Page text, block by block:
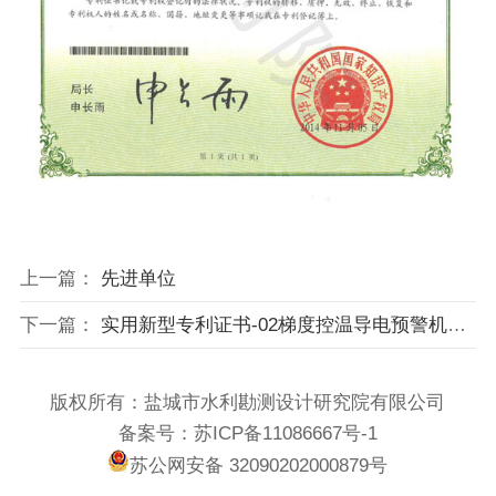
上一篇： 先进单位
下一篇： 实用新型专利证书-02梯度控温导电预警机敏智能混凝土模块
版权所有：盐城市水利勘测设计研究院有限公司
备案号：苏ICP备11086667号-1
苏公网安备 32090202000879号